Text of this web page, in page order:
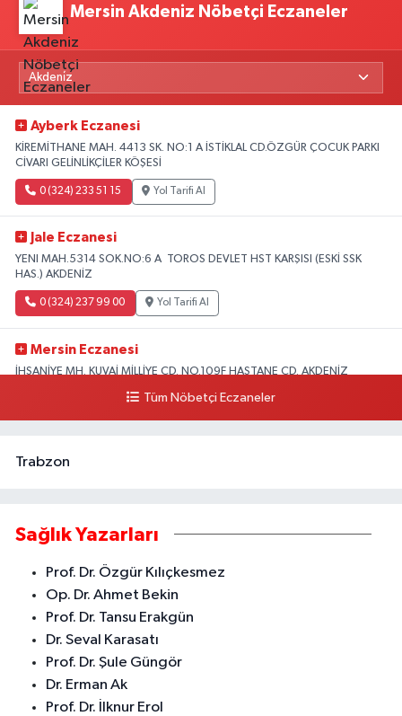
Mersin Akdeniz Nöbetçi Eczaneler
Ayberk Eczanesi
KİREMİTHANE MAH. 4413 SK. NO:1 A İSTİKLAL CD.ÖZGÜR ÇOCUK PARKI
CİVARI GELİNLİKÇİLER KÖŞESİ
0 (324) 233 51 15 Yol Tarifi Al
Jale Eczanesi
YENI MAH.5314 SOK.NO:6 A TOROS DEVLET HST KARŞISI (ESKİ SSK
HAS.) AKDENİZ
0 (324) 237 99 00 Yol Tarifi Al
Mersin Eczanesi
İHSANİYE MH. KUVAİ MİLLİYE CD. NO.109F HASTANE CD. AKDENİZ
Tüm Nöbetçi Eczaneler
Trabzon
Sağlık Yazarları
Prof. Dr. Özgür Kılıçkesmez
Op. Dr. Ahmet Bekin
Prof. Dr. Tansu Erakgün
Dr. Seval Karasatı
Prof. Dr. Şule Güngör
Dr. Erman Ak
Prof. Dr. İlknur Erol